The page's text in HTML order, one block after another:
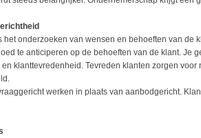
het onderzoeken van wensen en behoeften van de
te anticiperen op de behoeften van de klant. Je
klanttevredenheid. Tevreden klanten zorgen
werken in plaats van aanbodgericht.